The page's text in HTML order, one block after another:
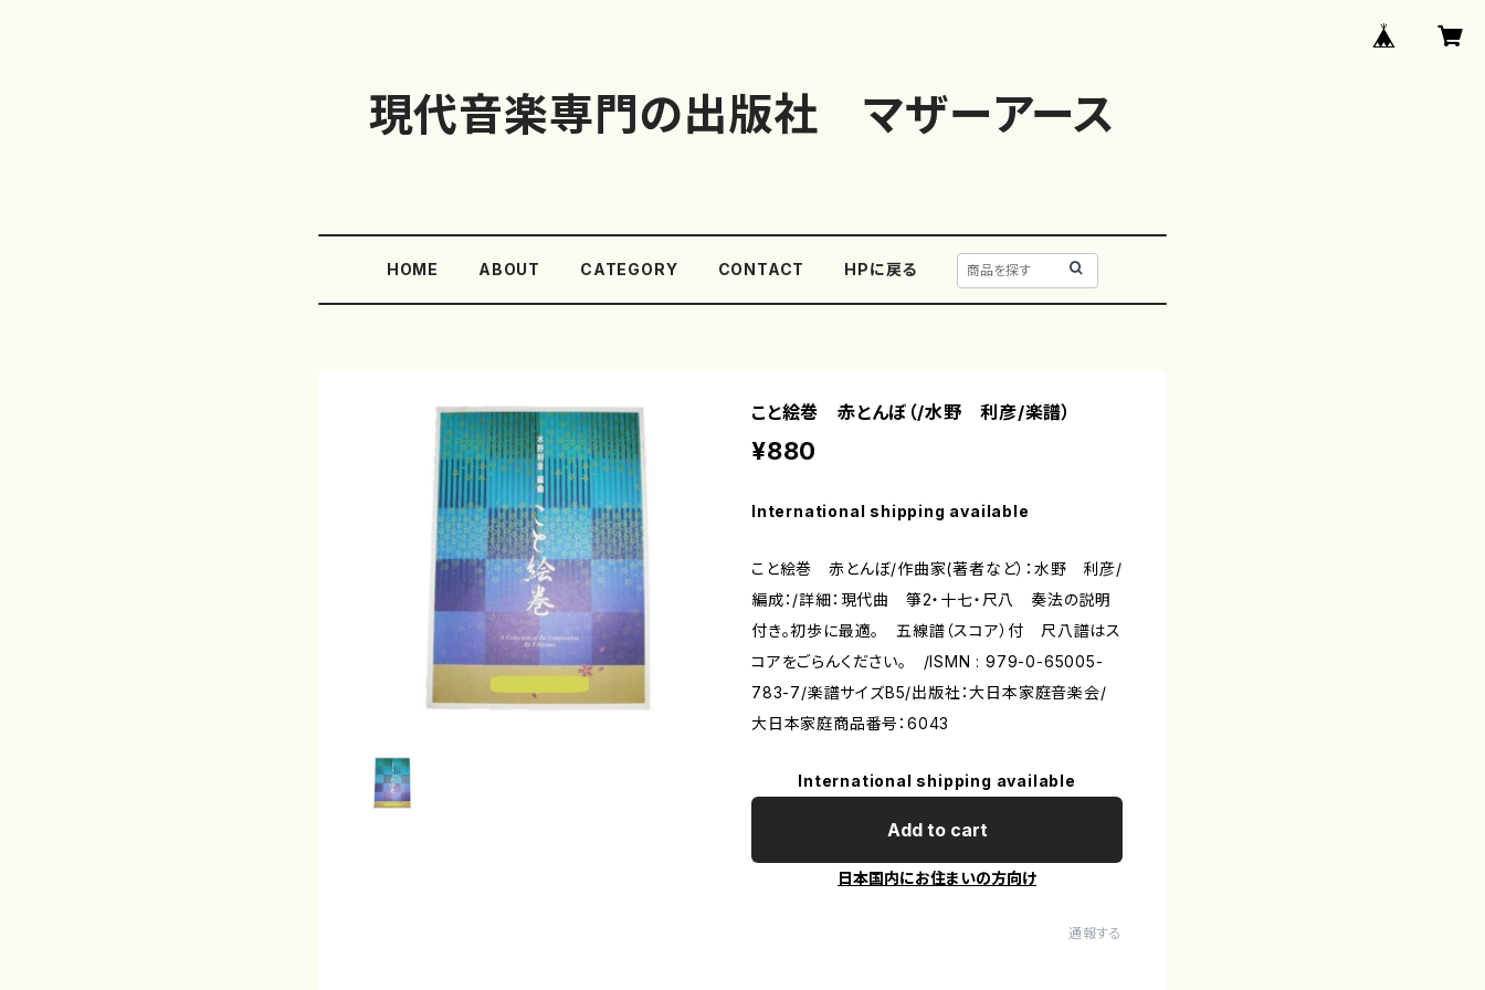
現代音楽専門の出版社 マザーアース
HOME ABOUT CATEGORY CONTACT HPに戻る
こと絵巻 赤とんぼ（/水野 利彦/楽譜）
¥880
International shipping available
こと絵巻 赤とんぼ/作曲家(著者など）：水野 利彦/
編成：/詳細：現代曲 箏2・十七・尺八 奏法の説明
付き。初歩に最適。 五線譜（スコア）付 尺八譜はス
コアをごらんください。 /ISMN : 979-0-65005-
783-7/楽譜サイズB5/出版社：大日本家庭音楽会/
大日本家庭商品番号：6043
International shipping available
Add to cart
日本国内にお住まいの方向け
通報する